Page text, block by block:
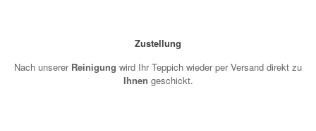
Zustellung
Nach unserer Reinigung wird Ihr Teppich wieder per Versand direkt zu
Ihnen geschickt.